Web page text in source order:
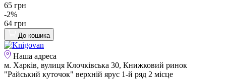
65 грн
-2%
64 грн
До кошика
Наша адреса
м. Харків, вулиця Клочківська 30, Книжковий ринок
"Райський куточок" верхній ярус 1-й ряд 2 місце